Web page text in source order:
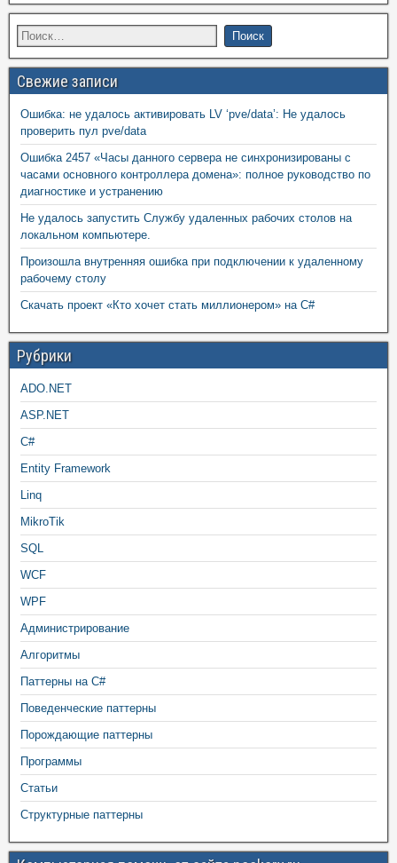
Свежие записи
Ошибка: не удалось активировать LV ‘pve/data’: Не удалось
проверить пул pve/data
Ошибка 2457 «Часы данного сервера не синхронизированы с
часами основного контроллера домена»: полное руководство по
диагностике и устранению
Не удалось запустить Службу удаленных рабочих столов на
локальном компьютере.
Произошла внутренняя ошибка при подключении к удаленному
рабочему столу
Скачать проект «Кто хочет стать миллионером» на C#
Рубрики
ADO.NET
ASP.NET
C#
Entity Framework
Linq
MikroTik
SQL
WCF
WPF
Администрирование
Алгоритмы
Паттерны на C#
Поведенческие паттерны
Порождающие паттерны
Программы
Статьи
Структурные паттерны